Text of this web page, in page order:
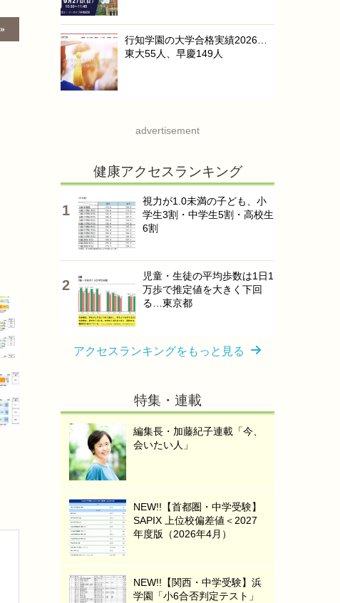
行知学園の大学合格実績2026…
東大55人、早慶149人
advertisement
健康アクセスランキング
視力が1.0未満の子ども、小
学生3割・中学生5割・高校生
6割
児童・生徒の平均歩数は1日1
万歩で推定値を大きく下回
る…東京都
アクセスランキングをもっと見る
特集・連載
編集長・加藤紀子連載「今、
会いたい人」
NEW!!【首都圏・中学受験】
SAPIX 上位校偏差値＜2027
年度版（2026年4月）
NEW!!【関西・中学受験】浜
学園「小6合否判定テスト」